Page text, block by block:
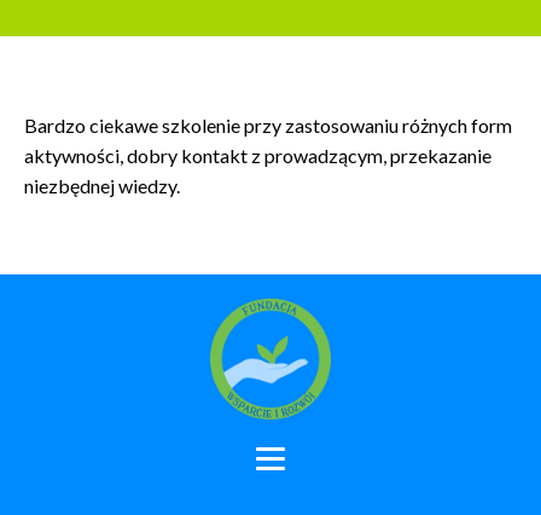
Bardzo ciekawe szkolenie przy zastosowaniu różnych form
aktywności, dobry kontakt z prowadzącym, przekazanie
niezbędnej wiedzy.